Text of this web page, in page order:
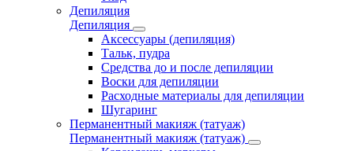
Депиляция
Депиляция
Аксессуары (депиляция)
Тальк, пудра
Средства до и после депиляции
Воски для депиляции
Расходные материалы для депиляции
Шугаринг
Перманентный макияж (татуаж)
Перманентный макияж (татуаж)